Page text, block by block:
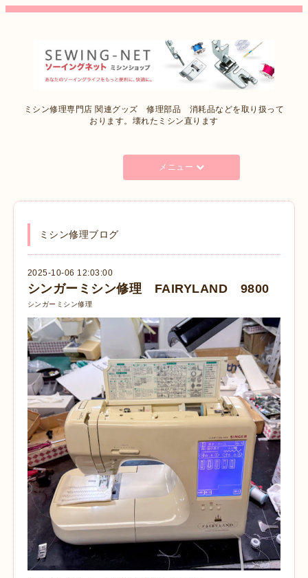
ミシン修理専門店 関連グッズ 修理部品 消耗品などを取り扱って
おります。壊れたミシン直ります
メニュー
ミシン修理ブログ
2025-10-06 12:03:00
シンガーミシン修理 FAIRYLAND 9800
シンガーミシン修理